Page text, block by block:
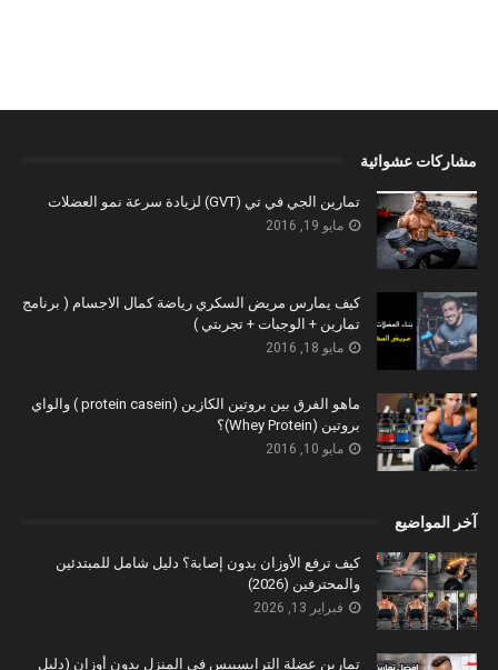
مشاركات عشوائية
تمارين الجي في تي (GVT) لزيادة سرعة نمو العضلات
مايو 19, 2016
كيف يمارس مريض السكري رياضة كمال الاجسام ( برنامج
تمارين + الوجبات + تجربتي )
مايو 18, 2016
ماهو الفرق بين بروتين الكازين (protein casein ) والواي
بروتين (Whey Protein)؟
مايو 10, 2016
آخر المواضيع
كيف ترفع الأوزان بدون إصابة؟ دليل شامل للمبتدئين
والمحترفين (2026)
فبراير 13, 2026
تمارين عضلة الترايسيبس في المنزل بدون أوزان (دليل